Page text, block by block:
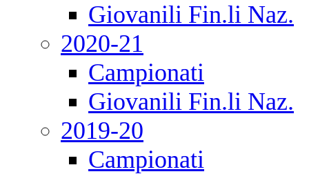
Giovanili Fin.li Naz.
2020-21
Campionati
Giovanili Fin.li Naz.
2019-20
Campionati